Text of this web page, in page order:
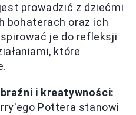
prowadzić z dziećmi
bohaterach oraz ich
je do refleksji
które
i kreatywności:
Pottera stanowi